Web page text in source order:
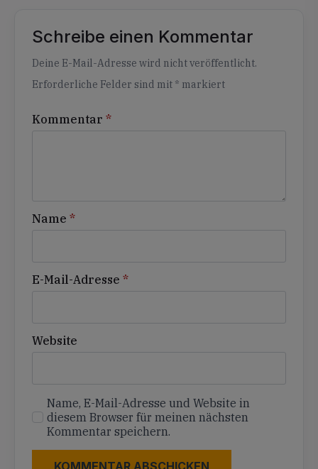
Schreibe einen Kommentar
Deine E-Mail-Adresse wird nicht veröffentlicht.
Erforderliche Felder sind mit * markiert
Kommentar *
Name *
E-Mail-Adresse *
Website
Name, E-Mail-Adresse und Website in
diesem Browser für meinen nächsten
Kommentar speichern.
Alternative: